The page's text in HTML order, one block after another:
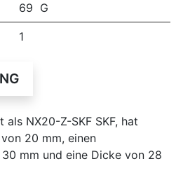
69 G
1
NX20-Z-SKF SKF, hat
20 mm, einen
mm und eine Dicke von 28